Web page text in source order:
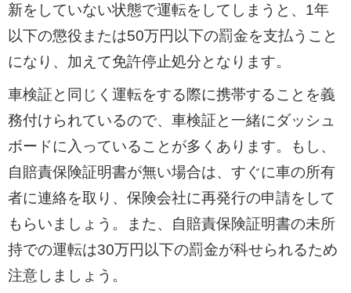
新をしていない状態で運転をしてしまうと、1年
以下の懲役または50万円以下の罰金を支払うこと
になり、加えて免許停止処分となります。
車検証と同じく運転をする際に携帯することを義
務付けられているので、車検証と一緒にダッシュ
ボードに入っていることが多くあります。もし、
自賠責保険証明書が無い場合は、すぐに車の所有
者に連絡を取り、保険会社に再発行の申請をして
もらいましょう。また、自賠責保険証明書の未所
持での運転は30万円以下の罰金が科せられるため
注意しましょう。